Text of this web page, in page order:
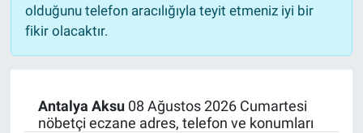
olduğunu telefon aracılığıyla teyit etmeniz iyi bir
fikir olacaktır.
Antalya Aksu08 Ağustos 2026 Cumartesi
nöbetçi eczane adres, telefon ve konumları
TEKNOLOJİ